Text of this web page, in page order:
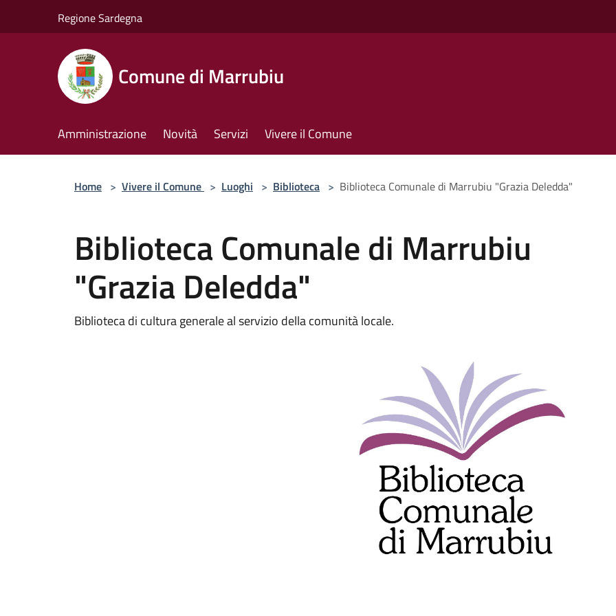
Regione Sardegna
Comune di Marrubiu
Amministrazione Novità Servizi Vivere il Comune
Home > Vivere il Comune > Luoghi > Biblioteca > Biblioteca Comunale di Marrubiu "Grazia Deledda"
Biblioteca Comunale di Marrubiu
"Grazia Deledda"
Biblioteca di cultura generale al servizio della comunità locale.